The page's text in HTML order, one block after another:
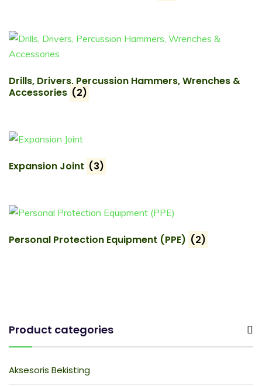
Drills, Drivers, Percussion Hammers, Wrenches &
Accessories (2)
Expansion Joint (3)
Personal Protection Equipment (PPE) (2)
Product categories
Aksesoris Bekisting